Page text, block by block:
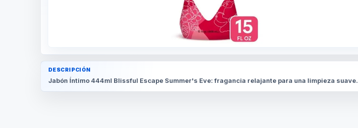
DESCRIPCIÓN
Jabón Íntimo 444ml Blissful Escape Summer's Eve: fragancia relajante para una limpieza suave.